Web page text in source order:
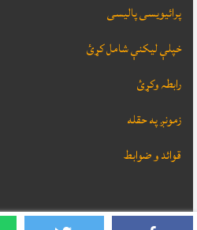
پرائیویسی پالیسی
خپلې ليکنې شامل کړئ
رابطہ وکړئ
زمونږ په حقله
قوائد و ضوابط
دا ويب سائټ ډيزائن کړے